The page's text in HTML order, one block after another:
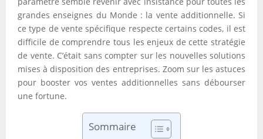
grandes enseignes du Monde : la vente additionnelle. Si
ce type de vente spécifique respecte certains codes, il est
difficile de comprendre tous les enjeux de cette stratégie
de vente. C’était sans compter sur les nouvelles solutions
mises à disposition des entreprises. Zoom sur les astuces
pour booster vos ventes additionnelles sans débourser
une fortune.
Sommaire